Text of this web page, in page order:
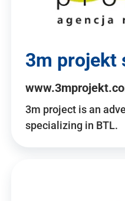
3m projekt
3m project is an
specializing in BTL.